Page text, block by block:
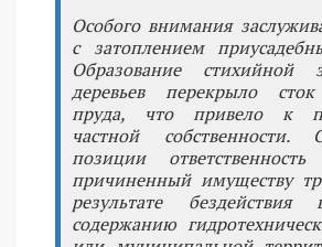
Особого внимания
с затоплением
Образование стихийной
деревьев перекрыло сток
пруда, что привело к
частной собственности.
позиции
причиненный имуществу
результате бездействия
содержанию